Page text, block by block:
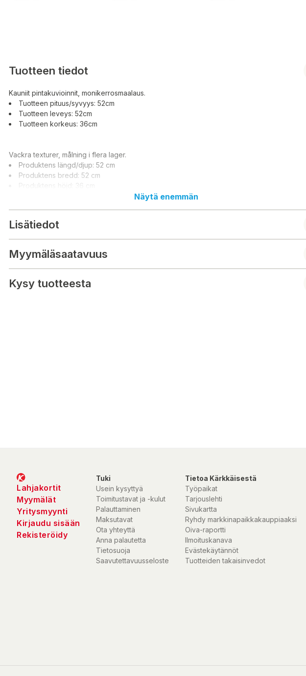
Tuotteen tiedot
Kauniit pintakuvioinnit, monikerrosmaalaus.
Tuotteen pituus/syvyys: 52cm
Tuotteen leveys: 52cm
Tuotteen korkeus: 36cm
Vackra texturer, målning i flera lager.
Produktens längd/djup: 52 cm
Produktens bredd: 52 cm
Produktens höjd: 36 cm
Näytä enemmän
Lisätiedot
Myymäläsaatavuus
Kysy tuotteesta
Lahjakortit
Myymälät
Yritysmyynti
Kirjaudu sisään
Rekisteröidy
Tuki
Usein kysyttyä
Toimitustavat ja -kulut
Palauttaminen
Maksutavat
Ota yhteyttä
Anna palautetta
Tietosuoja
Saavutettavuusseloste
Tietoa Kärkkäisestä
Työpaikat
Tarjouslehti
Sivukartta
Ryhdy markkinapaikkakauppiaaksi
Oiva-raportti
Ilmoituskanava
Evästekäytännöt
Tuotteiden takaisinvedot